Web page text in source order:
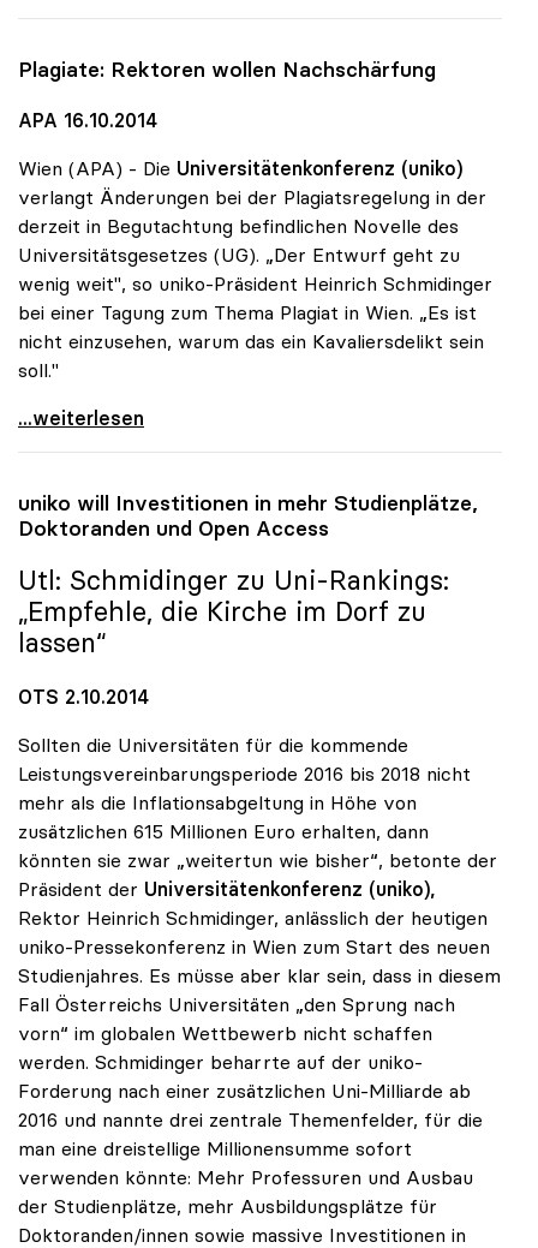
Plagiate: Rektoren wollen Nachschärfung
APA 16.10.2014
Wien (APA) - Die Universitätenkonferenz (uniko)
verlangt Änderungen bei der Plagiatsregelung in der
derzeit in Begutachtung befindlichen Novelle des
Universitätsgesetzes (UG). „Der Entwurf geht zu
wenig weit", so uniko-Präsident Heinrich Schmidinger
bei einer Tagung zum Thema Plagiat in Wien. „Es ist
nicht einzusehen, warum das ein Kavaliersdelikt sein
soll."
Plagiate: Rektoren wollen Nachschärfung
...weiterlesen
uniko will Investitionen in mehr Studienplätze,
Doktoranden und Open Access
Utl: Schmidinger zu Uni-Rankings:
„Empfehle, die Kirche im Dorf zu
lassen“
OTS 2.10.2014
Sollten die Universitäten für die kommende
Leistungsvereinbarungsperiode 2016 bis 2018 nicht
mehr als die Inflationsabgeltung in Höhe von
zusätzlichen 615 Millionen Euro erhalten, dann
könnten sie zwar „weitertun wie bisher“, betonte der
Präsident der Universitätenkonferenz (uniko),
Rektor Heinrich Schmidinger, anlässlich der heutigen
uniko-Pressekonferenz in Wien zum Start des neuen
Studienjahres. Es müsse aber klar sein, dass in diesem
Fall Österreichs Universitäten „den Sprung nach
vorn“ im globalen Wettbewerb nicht schaffen
werden. Schmidinger beharrte auf der uniko-
Forderung nach einer zusätzlichen Uni-Milliarde ab
2016 und nannte drei zentrale Themenfelder, für die
man eine dreistellige Millionensumme sofort
verwenden könnte: Mehr Professuren und Ausbau
der Studienplätze, mehr Ausbildungsplätze für
Doktoranden/innen sowie massive Investitionen in